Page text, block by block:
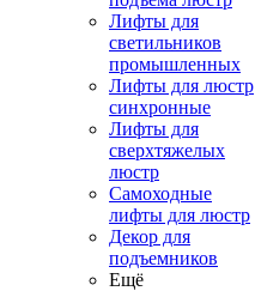
Лифты для
светильников
промышленных
Лифты для люстр
синхронные
Лифты для
сверхтяжелых
люстр
Самоходные
лифты для люстр
Декор для
подъемников
Ещё